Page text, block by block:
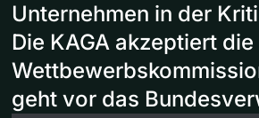
Unternehmen in der
Die KAGA akzeptiert
geht vor das